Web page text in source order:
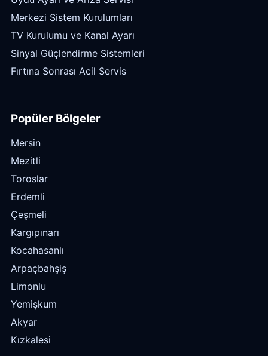
Merkezi Sistem Kurulumları
TV Kurulumu ve Kanal Ayarı
Sinyal Güçlendirme Sistemleri
Fırtına Sonrası Acil Servis
Popüler Bölgeler
Mersin
Mezitli
Toroslar
Erdemli
Çeşmeli
Kargıpınarı
Kocahasanlı
Arpaçbahşiş
Limonlu
Yemişkum
Akyar
Kızkalesi